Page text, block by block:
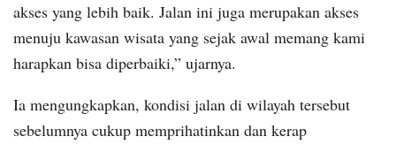
akses yang lebih baik. Jalan ini juga merupakan akses
menuju kawasan wisata yang sejak awal memang kami
harapkan bisa diperbaiki,” ujarnya.
Ia mengungkapkan, kondisi jalan di wilayah tersebut
sebelumnya cukup memprihatinkan dan kerap